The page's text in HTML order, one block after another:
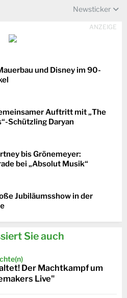
Newsticker
ANZEIGE
und Disney im 90-
Auftritt mit „The
Schützling Daryan
bis Grönemeyer:
bei „Absolut Musik“
Jubiläumsshow in der
Sie auch
Der Machtkampf um
Live"